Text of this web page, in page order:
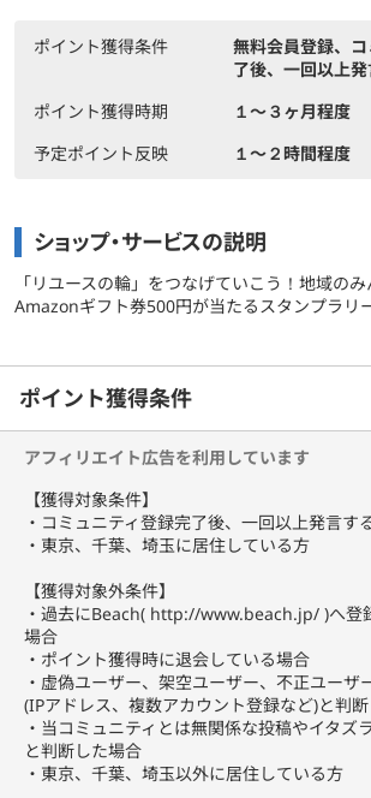
ポイント獲得条件
無料会員登録、
了後、一回以上
ポイント獲得時期
１〜３ヶ月程度
予定ポイント反映
１〜２時間程度
ショップ・サービスの説明
「リユースの輪」をつなげていこう！地域の
Amazonギフト券500円が当たるスタンプラリ
ご利用前に必ずお読みください
ポイント獲得条件
アフィリエイト広告を利用しています
【獲得対象条件】
・コミュニティ登録完了後、一回以上発言す
・東京、千葉、埼玉に居住している方
【獲得対象外条件】
・過去にBeach( http://www.beach.jp/ )へ登
場合
・ポイント獲得時に退会している場合
・虚偽ユーザー、架空ユーザー、不正ユーザ
(IPアドレス、複数アカウント登録など)と判
・当コミュニティとは無関係な投稿やイタズ
と判断した場合
・東京、千葉、埼玉以外に居住している方